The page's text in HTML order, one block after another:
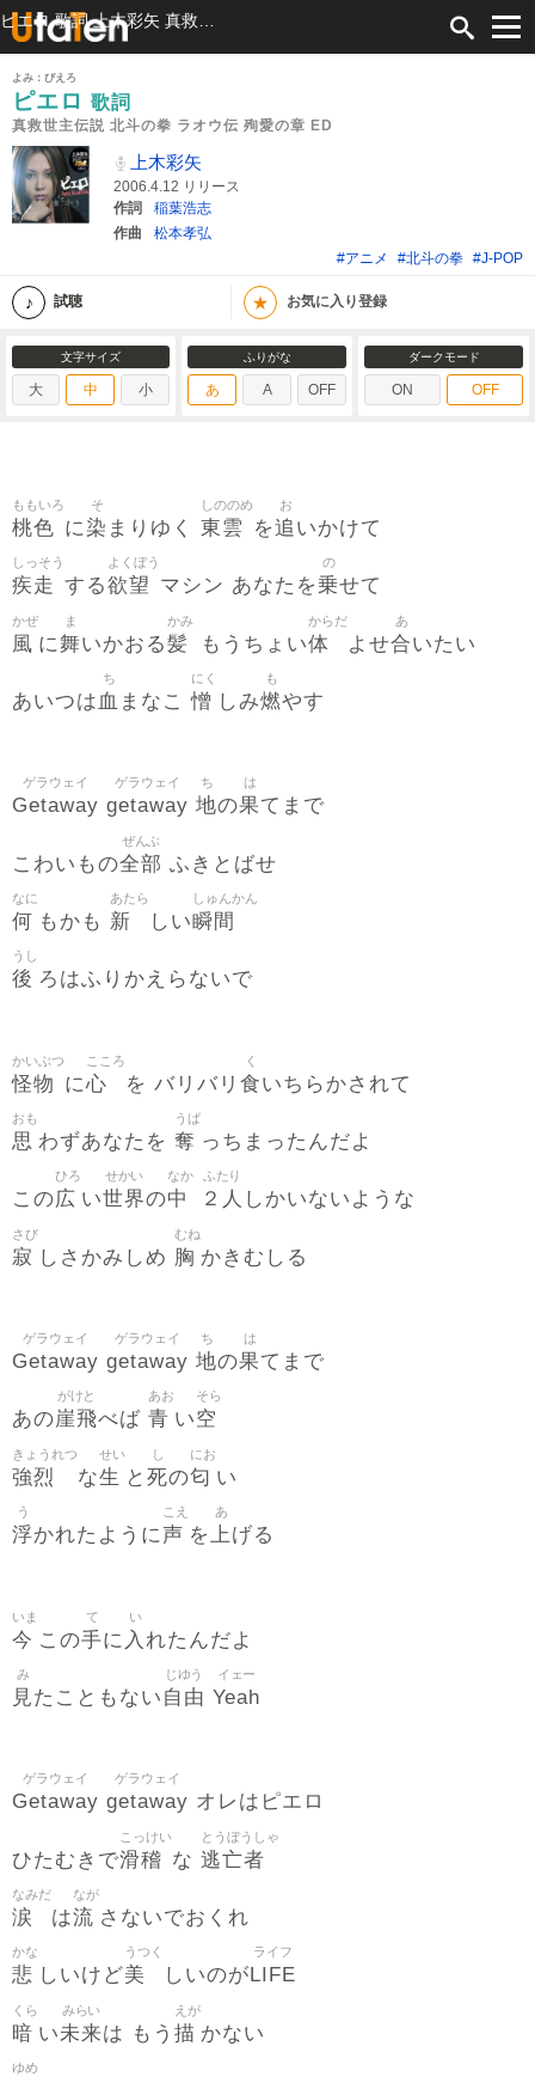
よみ：ぴえろ
ピエロ 歌詞
真救世主伝説 北斗の拳 ラオウ伝 殉愛の章 ED
上木彩矢
2006.4.12 リリース
作詞
稲葉浩志
作曲
松本孝弘
#アニメ
#北斗の拳 #J-POP
試聴 ★ お気に入り登録
文字サイズ
大 中 小
ふりがな
あ A OFF
ダークモード
ON OFF
桃色
ももいろ
に染
そ
まりゆく 東雲
しののめ
を追
お
いかけて
疾走
しっそう
する欲望
よくぼう
マシン あなたを乗
の
せて
風
かぜ
に舞
ま
いかおる髪
かみ
もうちょい体
からだ
よせ合
あ
いたい
あいつは 血
ち
まなこ憎
にく
しみ燃
も
やす
Getaway
ゲラウェイ
getaway
ゲラウェイ
地
ち
の果
は
てまで
こわいもの全部
ぜんぶ
ふきとばせ
何
なに
もかも 新
あたら
しい瞬間
しゅんかん
後
うし
ろはふりかえらないで
怪物
かいぶつ
に心
こころ
を バリバリ 食
く
いちらかされて
思
おも
わずあなたを 奪
うば
っちまったんだよ
この広
ひろ
い世界
せかい
の中
なか
２人
ふたり
しかいないような
寂
さび
しさかみしめ 胸
むね
かきむしる
Getaway
ゲラウェイ
getaway
ゲラウェイ
地
ち
の果
は
てまで
あの崖飛
がけと
べば 青
あお
い空
そら
強烈
きょうれつ
な生
せい
と 死
し
の匂
にお
い
浮
う
かれたように声
こえ
を上
あ
げる
今
いま
この手
て
に 入
い
れたんだよ
見
み
たこともない 自由
じゆう
Yeah
イェー
Getaway
ゲラウェイ
getaway
ゲラウェイ
オレはピエロ
ひたむきで滑稽
こっけい
な 逃亡者
とうぼうしゃ
涙
なみだ
は流
なが
さないでおくれ
悲
かな
しいけど美
うつく
しいのが LIFE
ライフ
暗
くら
い未来
みらい
は もう 描
えが
かない
ゆめ